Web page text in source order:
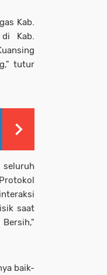
Kab.
Kab.
tutur
saat
baik-